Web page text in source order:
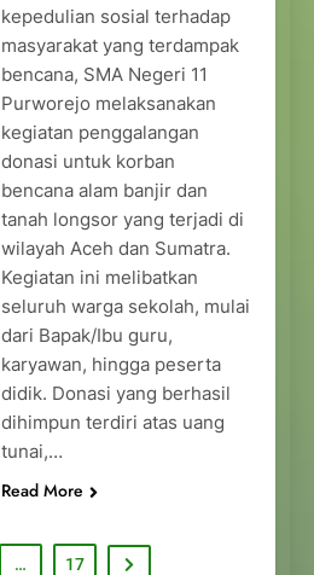
kepedulian sosial terhadap
masyarakat yang terdampak
bencana, SMA Negeri 11
Purworejo melaksanakan
kegiatan penggalangan
donasi untuk korban
bencana alam banjir dan
tanah longsor yang terjadi di
wilayah Aceh dan Sumatra.
Kegiatan ini melibatkan
seluruh warga sekolah, mulai
dari Bapak/Ibu guru,
karyawan, hingga peserta
didik. Donasi yang berhasil
dihimpun terdiri atas uang
tunai,…
Read More
… 17